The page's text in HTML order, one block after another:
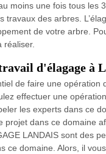
moins une fois tous les
travaux des arbres.
de votre arbre.
réaliser.
d'élagage à
de faire une
effectuer une
les experts dans ce
projet dans ce domaine
LANDAIS sont des
ce domaine. Alors, il